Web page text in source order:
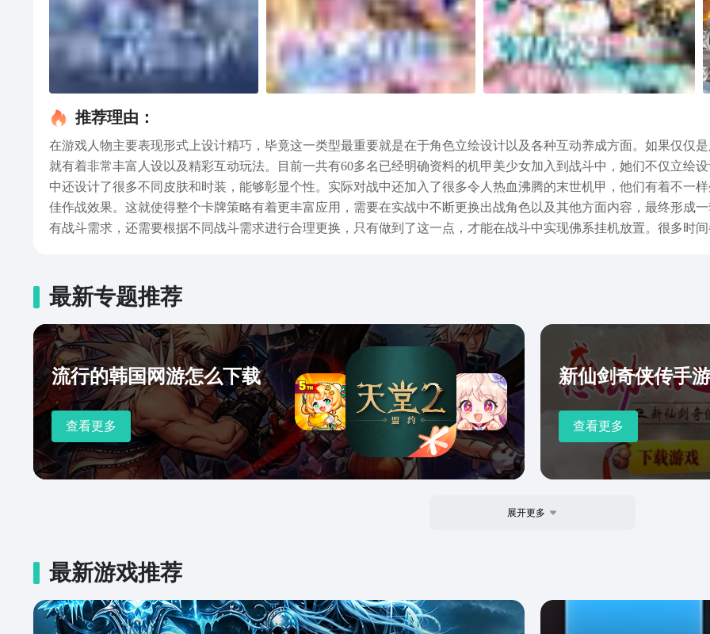
推荐理由：
在游戏人物主要表现形式上设计精巧，毕竟这一类型最重要就是在于角色立绘设计以及各种互动养成方面。如果仅仅
就有着非常丰富人设以及精彩互动玩法。目前一共有60多名已经明确资料的机甲美少女加入到战斗中，她们不仅立绘
中还设计了很多不同皮肤和时装，能够彰显个性。实际对战中还加入了很多令人热血沸腾的末世机甲，他们有着不一
佳作战效果。这就使得整个卡牌策略有着更丰富应用，需要在实战中不断更换出战角色以及其他方面内容，最终形成
有战斗需求，还需要根据不同战斗需求进行合理更换，只有做到了这一点，才能在战斗中实现佛系挂机放置。很多时
果也感兴趣，就抓紧点击链接预约吧。
最新专题推荐
流行的韩国网游怎么下载
查看更多
新仙剑奇侠传手
查看更多
展开更多
最新游戏推荐